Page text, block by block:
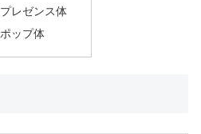
プレゼンス体
ポップ体